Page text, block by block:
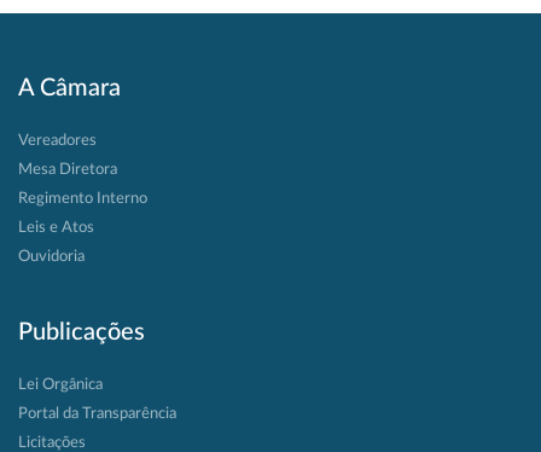
A Câmara
Vereadores
Mesa Diretora
Regimento Interno
Leis e Atos
Ouvidoria
Publicações
Lei Orgânica
Portal da Transparência
Licitações